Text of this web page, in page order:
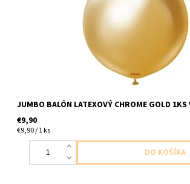
JUMBO BALÓN LATEXOVÝ CHROME GOLD 1KS
€9,90
€9,90 / 1 ks